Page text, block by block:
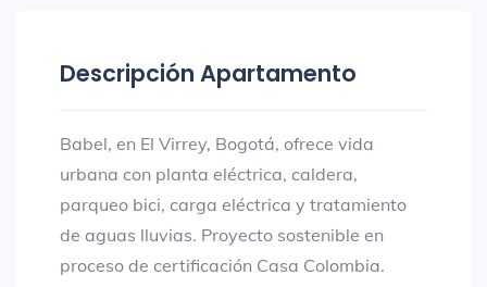
Descripción Apartamento
Babel, en El Virrey, Bogotá, ofrece vida
urbana con planta eléctrica, caldera,
parqueo bici, carga eléctrica y tratamiento
de aguas lluvias. Proyecto sostenible en
proceso de certificación Casa Colombia.